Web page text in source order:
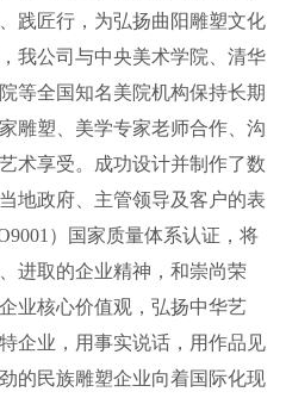
践匠行，为弘扬曲阳雕塑文化
，我公司 与中央美术学院、清华
等全国知名美院机构保持长期
雕塑、美学专家老师合作、沟
术享受。成功设计并制作了数
地政府、主管领导及客户的表
）国 家质量体系认证 ， 将
进取的企业精神，和崇尚荣
业核心价值观，弘扬中华艺
企业，用事实说话，用作品见
的民族雕塑企业向着国际化现